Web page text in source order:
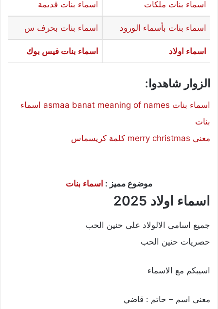
اسماء بنات ملكات اسماء بنات قديمة
اسماء بنات بأسماء الورود اسماء بنات بحرف س
اسماء اولاد اسماء بنات فيس بوك
الزوار شاهدوا:
اسماء بنات asmaa banat meaning of names اسماء
بنات
معنى merry christmas كلمة كريسماس
موضوع مميز : اسماء بنات
اسماء اولاد 2025
جميع اسامى الالولاد على حنين الحب
حصريات حنين الحب
اسيبكم مع الاسماء
معنى اسم – حاتم : قاضي